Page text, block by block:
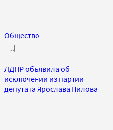
Общество
ЛДПР объявила об
исключении из партии
депутата Ярослава Нилова